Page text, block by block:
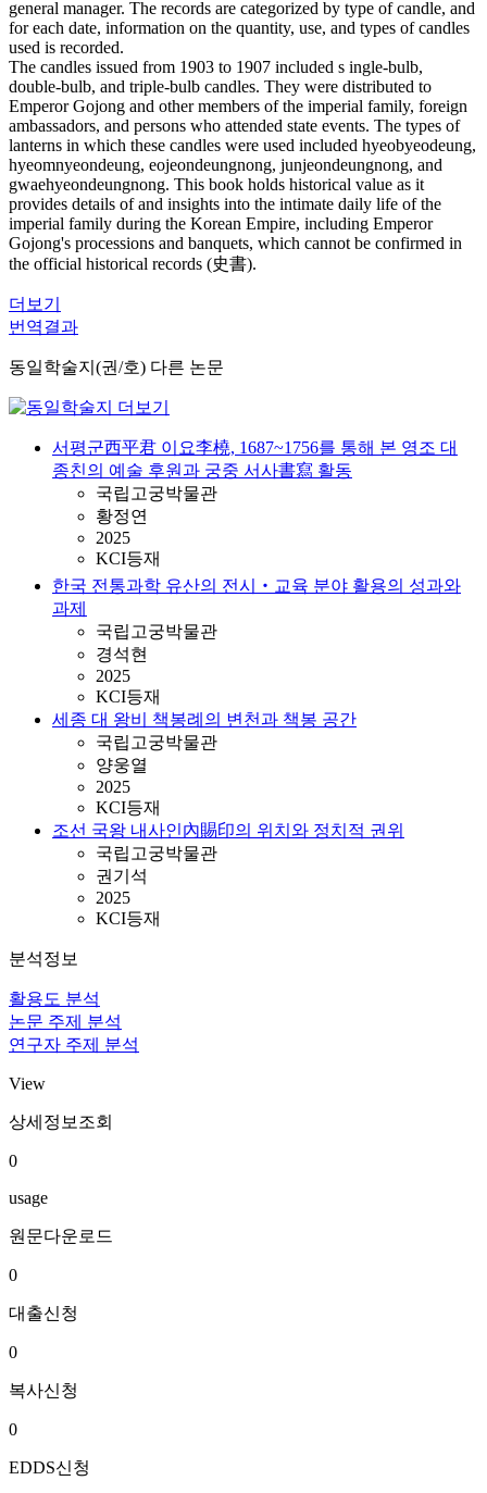
general manager. The records are categorized by type of candle, and
for each date, information on the quantity, use, and types of candles
used is recorded.
The candles issued from 1903 to 1907 included s ingle-bulb,
double-bulb, and triple-bulb candles. They were distributed to
Emperor Gojong and other members of the imperial family, foreign
ambassadors, and persons who attended state events. The types of
lanterns in which these candles were used included hyeobyeodeung,
hyeomnyeondeung, eojeondeungnong, junjeondeungnong, and
gwaehyeondeungnong. This book holds historical value as it
provides details of and insights into the intimate daily life of the
imperial family during the Korean Empire, including Emperor
Gojong's processions and banquets, which cannot be confirmed in
the official historical records (史書).
더보기
번역결과
동일학술지(권/호) 다른 논문
서평군西平君 이요李橈, 1687~1756를 통해 본 영조 대
종친의 예술 후원과 궁중 서사書寫 활동
국립고궁박물관
황정연
2025
KCI등재
한국 전통과학 유산의 전시‧교육 분야 활용의 성과와
과제
국립고궁박물관
경석현
2025
KCI등재
세종 대 왕비 책봉례의 변천과 책봉 공간
국립고궁박물관
양웅열
2025
KCI등재
조선 국왕 내사인內賜印의 위치와 정치적 권위
국립고궁박물관
권기석
2025
KCI등재
분석정보
활용도 분석
논문 주제 분석
연구자 주제 분석
View
상세정보조회
0
usage
원문다운로드
0
대출신청
0
복사신청
0
EDDS신청